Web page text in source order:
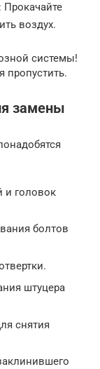
Прокачайте
воздух.
системы!
пропустить.
замены
и головок
болтов
штуцера
снятия